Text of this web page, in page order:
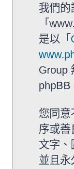
我們的
「
是以「
Group
phpBB
您同意
序或善
文字、
並且永